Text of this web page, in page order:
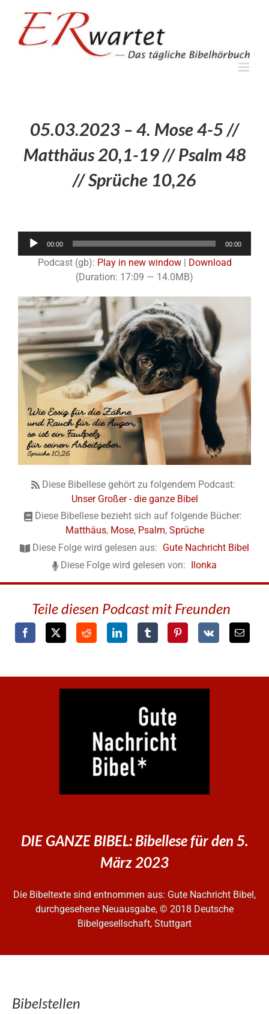
springen
05.03.2023 – 4. Mose 4-5 //
Matthäus 20,1-19 // Psalm 48
// Sprüche 10,26
Audio-
00:00 00:00
Podcast (gb): Play in new window|
Download
(Duration: 17:09 — 14.0MB)
Diese Bibellese gehört zu folgendem Podcast:
Unser Großer - die ganze Bibel
Diese Bibellese bezieht sich auf folgende Bücher:
Matthäus, Mose, Psalm, Sprüche
Diese Folge wird gelesen aus: Gute Nachricht Bibel
Diese Folge wird gelesen von: Ilonka
Teile diesen Podcast mit Freunden
DIE GANZE BIBEL: Bibellese für den 5.
März 2023
Die Bibeltexte sind entnommen aus: Gute Nachricht Bibel,
durchgesehene Neuausgabe, © 2018 Deutsche
Bibelgesellschaft, Stuttgart
Bibelstellen